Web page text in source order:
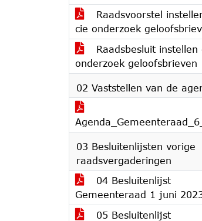
Raadsvoorstel
cie onderzoek
Raadsbesluit instellen
onderzoek geloofsbrieven
02 Vaststellen van de
03 Besluitenlijsten vorige
raadsvergaderingen
04 Besluitenlijst
Gemeenteraad 1 juni
05 Besluitenlijst